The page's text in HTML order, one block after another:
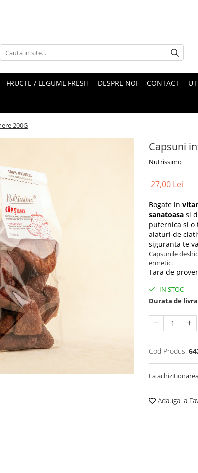
FRUCTE / LEGUME FRESH DESPRE NOI CONTACT
200G
Capsuni
Nutrissimo
27,00 Lei
Bogate in
sanatoasa si
puternica si o
alaturi de
siguranta te
Capsunile
ermetic.
Tara de
IN STOC
Durata de
Cod Produs:
La
Adauga la